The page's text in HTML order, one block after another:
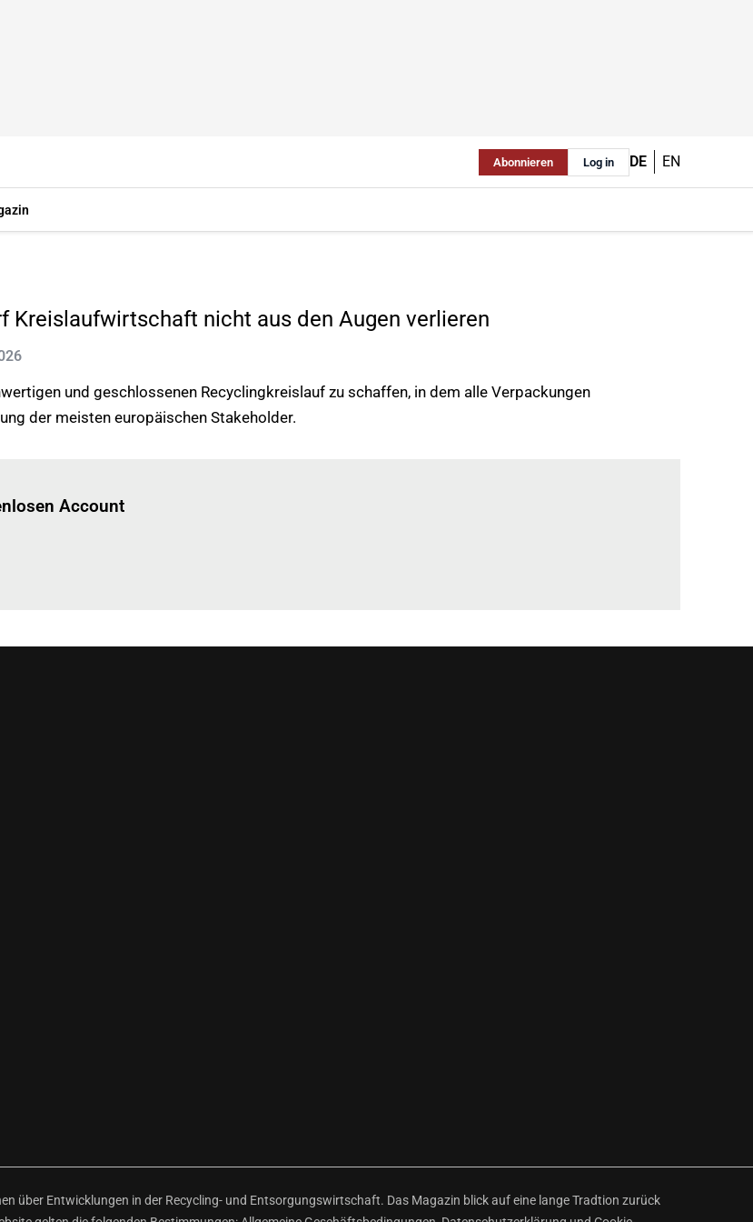
Abonnieren Log in DE EN
Kreislaufwirtschaft nicht aus den Augen verlieren
und geschlossenen Recyclingkreislauf zu schaffen, in dem alle Verpackungen
der meisten europäischen Stakeholder.
Account
über Entwicklungen in der Recycling- und Entsorgungswirtschaft. Das Magazin blick auf eine lange Tradtion zurück